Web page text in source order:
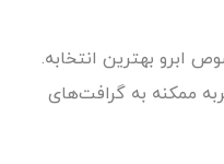
ابرو بهترین انتخابه.
ممکنه به گرافت‌های